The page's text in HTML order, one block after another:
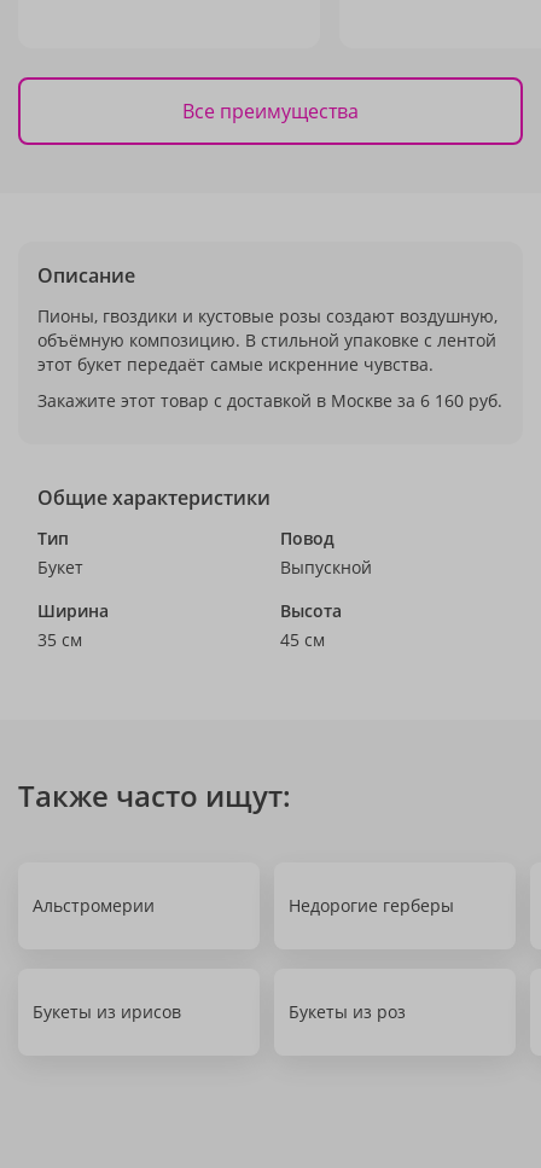
Все преимущества
Описание
Пионы, гвоздики и кустовые розы создают воздушную,
объёмную композицию. В стильной упаковке с лентой
этот букет передаёт самые искренние чувства.
Закажите этот товар с доставкой в Москве за 6 160 руб.
Общие характеристики
Тип
Букет
Повод
Выпускной
Ширина
35 см
Высота
45 см
Также часто ищут:
Альстромерии Недорогие герберы
Букеты из ирисов Букеты из роз